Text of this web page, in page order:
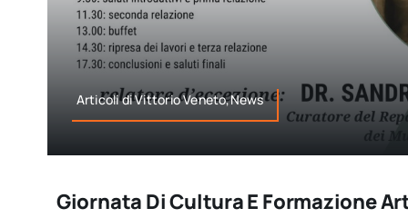
Articoli di Vittorio Veneto,News
Giornata Di Cultura E Formazione